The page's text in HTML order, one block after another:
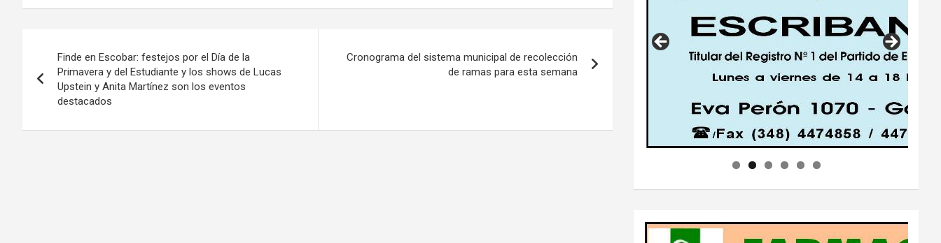
de
entradas
Finde en Escobar: festejos por el Día de la
Primavera y del Estudiante y los shows de Lucas
Upstein y Anita Martínez son los eventos
destacados
Cronograma del sistema municipal de recolección
de ramas para esta semana